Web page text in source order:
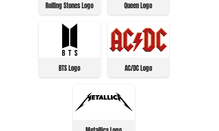
Rolling Stones Logo Queen Logo
BTS Logo AC/DC Logo